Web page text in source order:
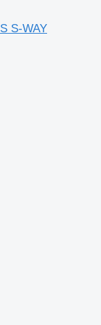
S-WAY